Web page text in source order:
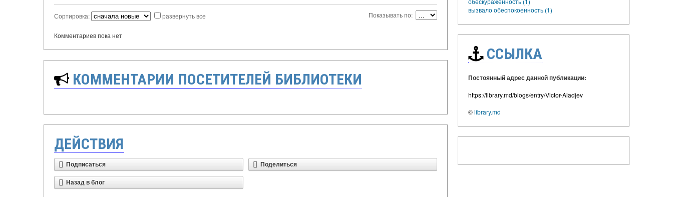
Сортировка: развернуть все Показывать по:
Комментариев пока нет
КОММЕНТАРИИ ПОСЕТИТЕЛЕЙ БИБЛИОТЕКИ
ДЕЙСТВИЯ
Подписаться Поделиться
Назад в блог
вызвало обеспокоенность (1)
ССЫЛКА
Постоянный адрес данной публикации:
https://library.md/blogs/entry/Victor-Aladjev
©library.md